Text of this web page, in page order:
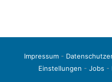
Impressum-
Einstellungen - Jobs -